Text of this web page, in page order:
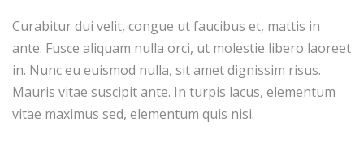
Curabitur dui velit, congue ut faucibus et, mattis in
ante. Fusce aliquam nulla orci, ut molestie libero laoreet
in. Nunc eu euismod nulla, sit amet dignissim risus.
Mauris vitae suscipit ante. In turpis lacus, elementum
vitae maximus sed, elementum quis nisi.